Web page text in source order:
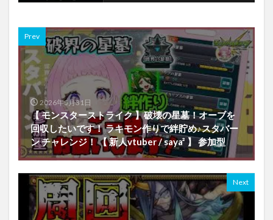
Prev
2026年5月31日
【 モンスターストライク 】破壊の星墓！オーブを
回収したいです！ ラキモン作りで絆貯め♪スタバー
ン チャレンジ！ 【 新人vtuber / saya² 】 参加型
Next